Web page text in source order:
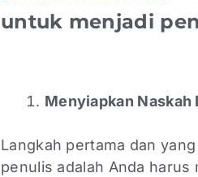
untuk menjadi
Menyiapkan Naskah
Langkah pertama dan
penulis adalah Anda